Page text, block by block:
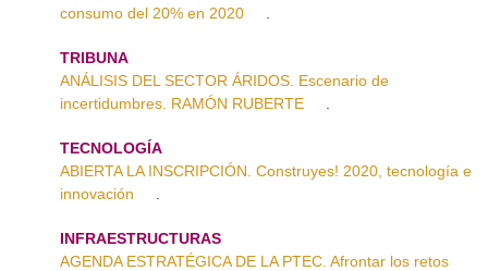
consumo del 20% en 2020
TRIBUNA
ANÁLISIS DEL SECTOR ÁRIDOS. Escenario de
incertidumbres. RAMÓN RUBERTE
TECNOLOGÍA
ABIERTA LA INSCRIPCIÓN. Construyes! 2020, tecnología e
innovación
INFRAESTRUCTURAS
AGENDA ESTRATÉGICA DE LA PTEC. Afrontar los retos